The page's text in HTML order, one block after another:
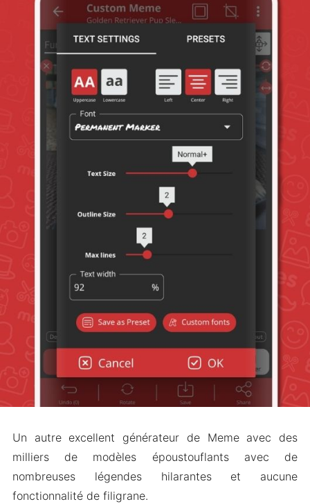
Un autre excellent générateur de Meme avec des
milliers de modèles époustouflants avec de
nombreuses légendes hilarantes et aucune
fonctionnalité de filigrane.